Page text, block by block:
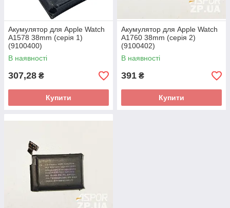
Акумулятор для Apple Watch
A1578 38mm (серія 1)
(9100400)
В наявності
307,28 ₴
Купити
Акумулятор для Apple Watch
A1760 38mm (серія 2)
(9100402)
В наявності
391 ₴
Купити